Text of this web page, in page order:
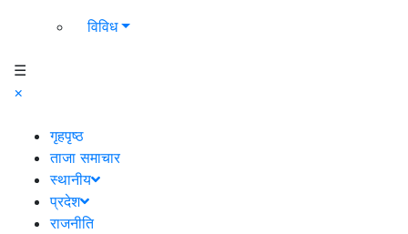
विविध
☰
×
गृहपृष्ठ
ताजा समाचार
स्थानीय
प्रदेश
राजनीति